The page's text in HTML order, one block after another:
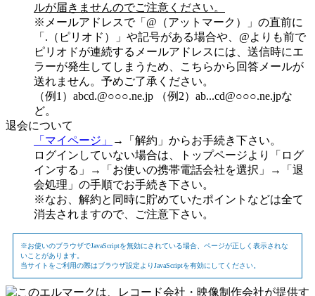
ルが届きませんのでご注意ください。
※メールアドレスで「@（アットマーク）」の直前に
「.（ピリオド）」や記号がある場合や、@よりも前で
ピリオドが連続するメールアドレスには、送信時にエ
ラーが発生してしまうため、こちらから回答メールが
送れません。予めご了承ください。
（例1）abcd.@○○○.ne.jp （例2）ab...cd@○○○.ne.jpな
ど。
退会について
「マイページ」
→「解約」からお手続き下さい。
ログインしていない場合は、トップページより「ログ
インする」→「お使いの携帯電話会社を選択」→「退
会処理」の手順でお手続き下さい。
※なお、解約と同時に貯めていたポイントなどは全て
消去されますので、ご注意下さい。
※お使いのブラウザでJavaScriptを無効にされている場合、ページが正しく表示されな
いことがあります。
当サイトをご利用の際はブラウザ設定よりJavaScriptを有効にしてください。